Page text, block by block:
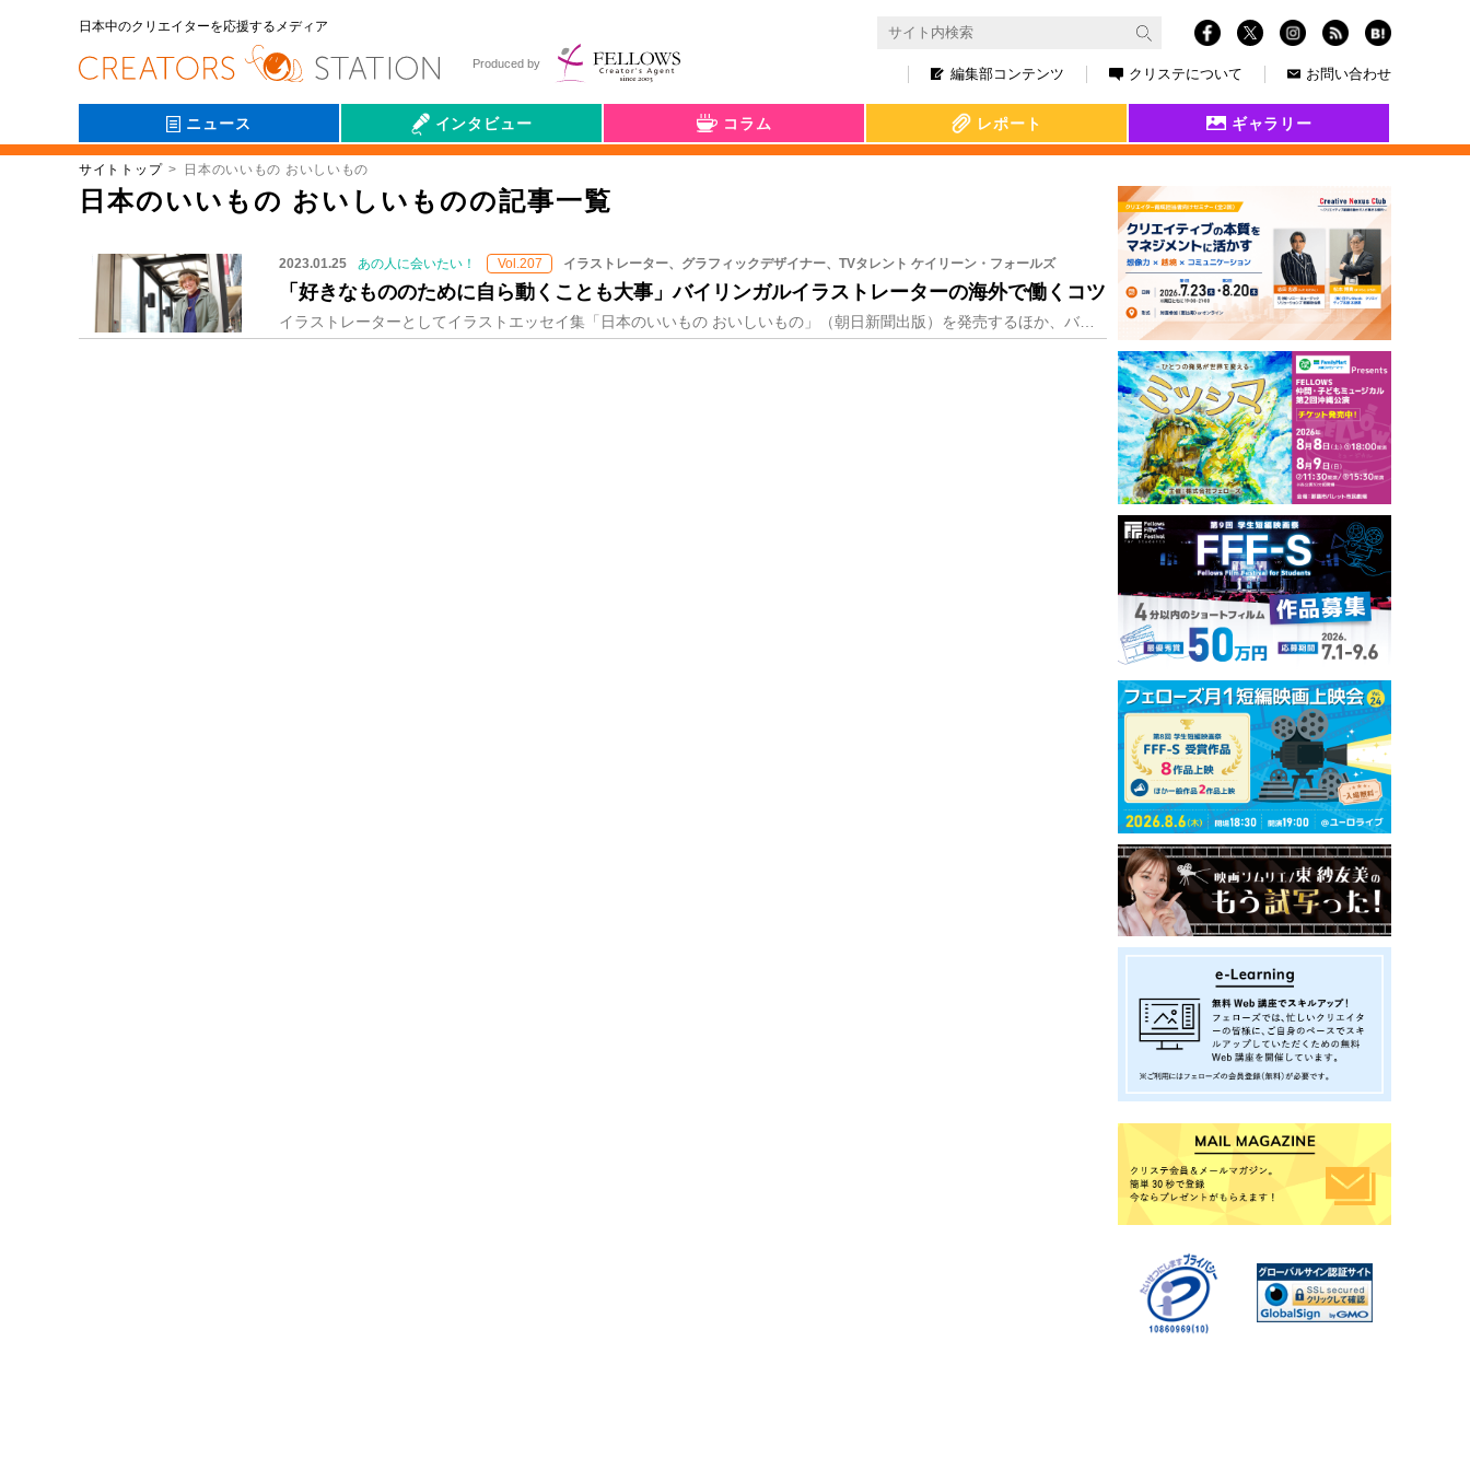
日本中のクリエイターを応援するメディア
編集部コンテンツ クリステについて お問い合わせ
Produced by
ニュース インタビュー
会社伝
コラム レポート ギャラリー
サイトトップ 日本のいいもの おいしいもの
日本のいいもの おいしいものの記事一覧
2023.01.25 あの人に会いたい！ Vol.207 イラストレーター、グラフィックデザイナー、TVタレント ケイリーン・フォールズ
「好きなもののために自ら動くことも大事」バイリンガルイラストレーターの海外で働くコツ